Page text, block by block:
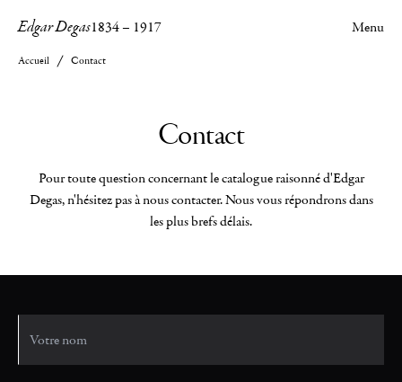
Edgar Degas1834– 1917 Menu
Accueil Contact
Contact
Pour toute question concernant le catalogue raisonné d'Edgar
Degas, n'hésitez pas à nous contacter. Nous vous répondrons dans
les plus brefs délais.